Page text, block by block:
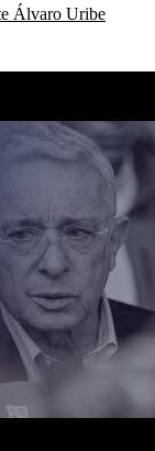
Álvaro Uribe